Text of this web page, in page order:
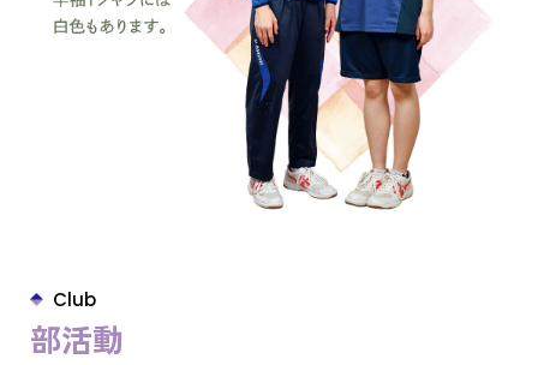
Club
部活動